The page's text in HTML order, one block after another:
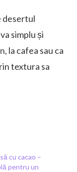
desertul
simplu și
la cafea sau ca
textura sa
cu cacao –
pentru un